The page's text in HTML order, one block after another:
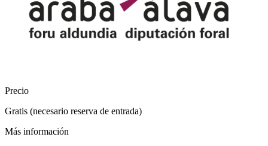
Precio
Gratis (necesario reserva de entrada)
Más información